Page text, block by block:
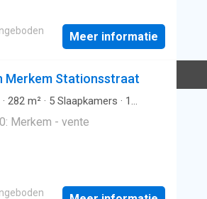
Meer informatie
Merkem Stationsstraat
· 282 m² · 5 Slaapkamers · 1
Merkem - vente